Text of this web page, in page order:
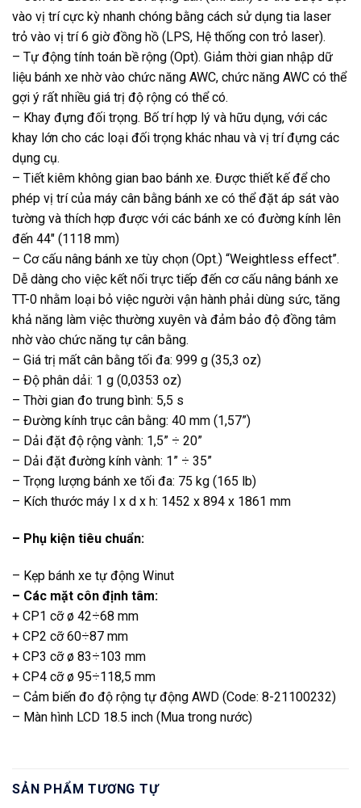
vào vị trí cực kỳ nhanh chóng bằng cách sử dụng tia laser
trỏ vào vị trí 6 giờ đồng hồ (LPS, Hệ thống con trỏ laser).
– Tự động tính toán bề rộng (Opt). Giảm thời gian nhập dữ
liệu bánh xe nhờ vào chức năng AWC, chức năng AWC có thể
gợi ý rất nhiều giá trị độ rộng có thể có.
– Khay đựng đối trọng. Bố trí hợp lý và hữu dụng, với các
khay lớn cho các loại đối trọng khác nhau và vị trí đựng các
dụng cụ.
– Tiết kiêm không gian bao bánh xe. Được thiết kế để cho
phép vị trí của máy cân bằng bánh xe có thể đặt áp sát vào
tường và thích hợp được với các bánh xe có đường kính lên
đến 44″ (1118 mm)
– Cơ cấu nâng bánh xe tùy chọn (Opt.) “Weightless effect”.
Dễ dàng cho việc kết nối trực tiếp đến cơ cấu nâng bánh xe
TT-0 nhằm loại bỏ việc người vận hành phải dùng sức, tăng
khả năng làm việc thường xuyên và đảm bảo độ đồng tâm
nhờ vào chức năng tự cân bằng.
– Giá trị mất cân bằng tối đa: 999 g (35,3 oz)
– Độ phân dải: 1 g (0,0353 oz)
– Thời gian đo trung bình: 5,5 s
– Đường kính trục cân bằng: 40 mm (1,57”)
– Dải đặt độ rộng vành: 1,5” ÷ 20”
– Dải đặt đường kính vành: 1” ÷ 35”
– Trọng lượng bánh xe tối đa: 75 kg (165 lb)
– Kích thước máy l x d x h: 1452 x 894 x 1861 mm
– Phụ kiện tiêu chuẩn:
– Kẹp bánh xe tự động Winut
– Các mặt côn định tâm:
+ CP1 cỡ ø 42÷68 mm
+ CP2 cỡ 60÷87 mm
+ CP3 cỡ ø 83÷103 mm
+ CP4 cỡ ø 95÷118,5 mm
– Cảm biến đo độ rộng tự động AWD (Code: 8-21100232)
– Màn hình LCD 18.5 inch (Mua trong nước)
SẢN PHẨM TƯƠNG TỰ